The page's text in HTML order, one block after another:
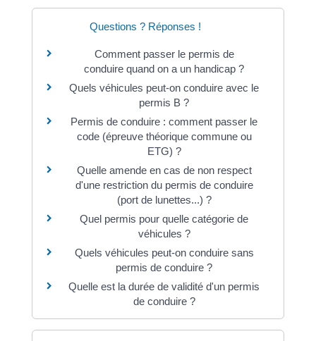
Questions ? Réponses !
Comment passer le permis de
conduire quand on a un handicap ?
Quels véhicules peut-on conduire avec le
permis B ?
Permis de conduire : comment passer le
code (épreuve théorique commune ou
ETG) ?
Quelle amende en cas de non respect
d'une restriction du permis de conduire
(port de lunettes...) ?
Quel permis pour quelle catégorie de
véhicules ?
Quels véhicules peut-on conduire sans
permis de conduire ?
Quelle est la durée de validité d'un permis
de conduire ?